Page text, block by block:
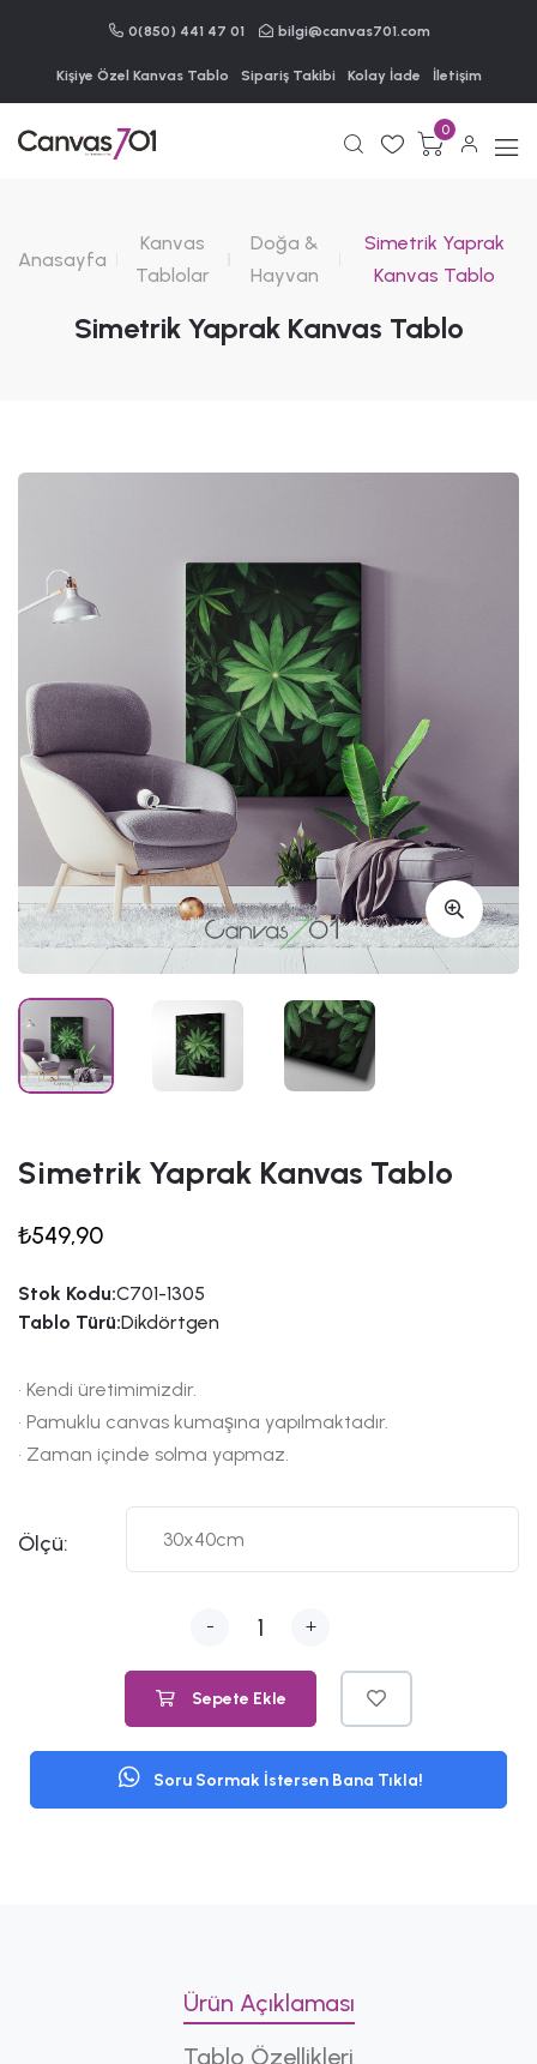
0(850) 441 47 01 bilgi@canvas701.com
Kişiye Özel Kanvas Tablo Sipariş Takibi Kolay İade İletişim
0
Anasayfa
Kanvas
Tablolar
Doğa &
Hayvan
Simetrik Yaprak
Kanvas Tablo
Simetrik Yaprak Kanvas Tablo
Simetrik Yaprak Kanvas Tablo
₺549,90
Stok Kodu:C701-1305
Tablo Türü:Dikdörtgen
• Kendi üretimimizdir.
• Pamuklu canvas kumaşına yapılmaktadır.
• Zaman içinde solma yapmaz.
Ölçü:
- +
Sepete Ekle
Soru Sormak İstersen Bana Tıkla!
Ürün Açıklaması
Tablo Özellikleri